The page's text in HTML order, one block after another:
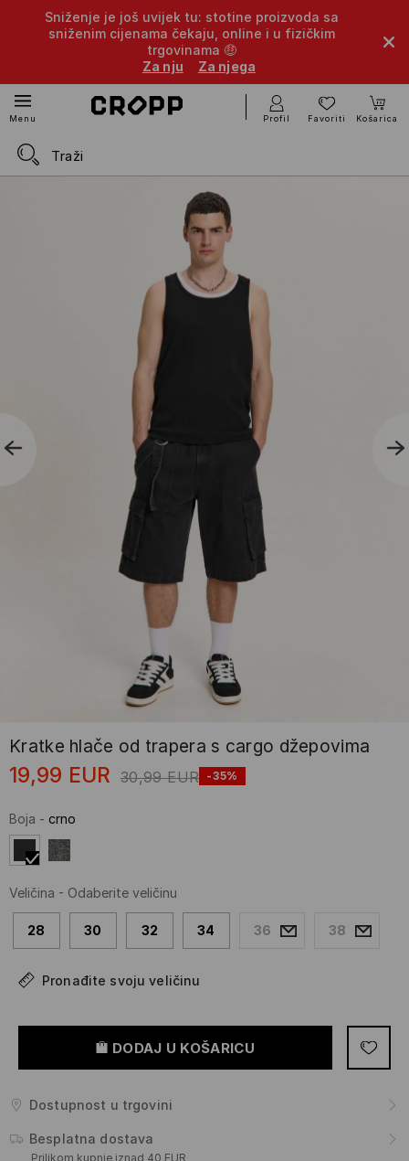
Sniženje je još uvijek tu: stotine proizvoda sa
sniženim cijenama čekaju, online i u fizičkim
trgovinama 🤑
Za nju
Za njega
Menu Profil Favoriti Košarica
Kratke hlače od trapera s cargo džepovima
19,99 EUR 30,99 EUR -35%
Boja - crno
Veličina - Odaberite veličinu
28 30 32 34 36 38
Pronađite svoju veličinu
DODAJ U KOŠARICU
Dostupnost u trgovini
Besplatna dostava
Prilikom kupnje iznad 40 EUR